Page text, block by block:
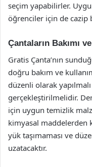
seçim yapabilirler.
öğrenciler için de cazip
Çantaların Bakımı
Gratis Çanta’nın
doğru bakım ve
düzenli olarak
gerçekleştirilmelidir.
için uygun temizlik
kimyasal maddelerden
yük taşımaması ve
uzatacaktır.